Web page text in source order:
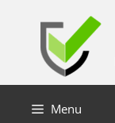
indhold
Menu